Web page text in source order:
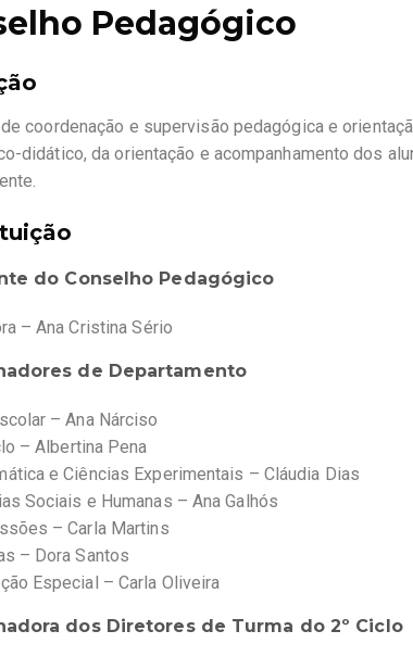
Pedagógico
coordenação e supervisão pedagógica e
didático, da orientação e acompanhamento dos
do Conselho Pedagógico
– Ana Cristina Sério
de Departamento
– Ana Nárciso
–Albertina Pena
e Ciências Experimentais – Cláudia Dias
Sociais e Humanas – Ana Galhós
– Carla Martins
– Dora Santos
Especial –Carla Oliveira
dos Diretores de Turma do 2º Ciclo